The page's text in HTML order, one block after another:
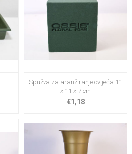
Spužva za aranžiranje cvijeća 11
x 11 x 7 cm
€1,18